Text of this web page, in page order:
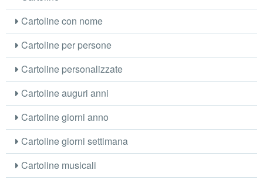
Cartoline con nome
Cartoline per persone
Cartoline personalizzate
Cartoline auguri anni
Cartoline giorni anno
Cartoline giorni settimana
Cartoline musicali